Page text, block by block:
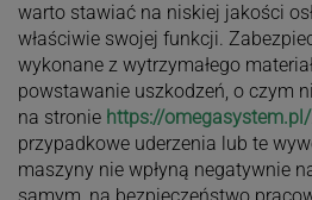
warto stawiać na niskiej jakości
właściwie swojej funkcji.
wykonane z wytrzymałego
powstawanie uszkodzeń, o czym
na stronie https://omegasystem.pl/
przypadkowe uderzenia lub te
maszyny nie wpłyną negatywnie